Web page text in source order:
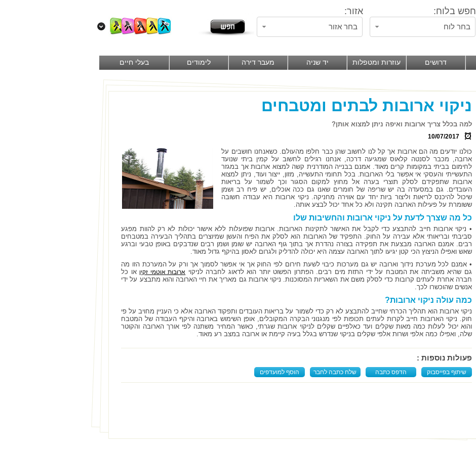
חפש בלוח: אזור:
בחר לוח בחר אזור
דרושים עוזרות ומטפלות יד שניה מעבר דירה לימודים בעלי חיים
ניקוי ארובות לבתים ומטבחים
למה בכלל צריך ארובות ואיפה ניתן למצוא אותן?
10/07/2017
כולנו יודעים מה הם ארובות אך קל לנו לחשוב שהן כבר חלפו מהעולם. כשאנחנו חושבים על
ארובה, מכבר לסנטה קלאוס שמגיעה דרכה, אנחנו רגילים לחשוב על קמין ביתי שנועד
לחימום בביתי במקומות קרים מאוד. אמנם בבנייה המודרנית קשה למצוא ארובות אך במגזר
התעשייתי והעסקי אי אפשר בלי הארובות. בכל תחומי התעשייה, מזון, ייצור ועוד, ניתן למצוא
ארובות שתפקידם לסלק תוצרי בערה אל מחוץ למקום הסגור וכך לשמור על בריאות
העובדים. גם במסעדה בה יש שריפה של חומרים שאנו גם ככה אוכלים, יש פיח רב ושמן
שיכול להיכנס לריאות וליצור ביות יחד עם אווירה מחניקה. ניקוי ארובות היא עבודה חשובה
ששומרת על פעילות הארובה תקינה ולא כל אחד יכול לבצע אותה.
כל מה שצרך לדעת על ניקוי ארובות והחשיבות שלו
• ניקוי ארובות חייב להתבצע כדי לקבל את האישור לתקינות הארובות. ארובות שפועלות ללא אישור יכולות לא רק להוות מפגע
סביבתי ובריאותי אלא עבירה על החוק. התפקיד של הארובות הוא לסלק את הפיח והעשן שמיוצרים בתהליך הבעירה במטבחים
רבים. אמנם הארובה מבצעת את תפקידה בצורה נהדרת אך בתוך גוף הארובה יש שומן ושמן רבים שנדבקים באופן טבעי וברגע
שאש ואפילו הניצוץ הכי קטן יגיעו לתוך הארובה עצמה היא יכולה להדליק ולגרום לאסון בהיקף גדול מאוד.
• אמנם לכל מערכת נידוך וארובה יש גם מערכות כיבוי לשעת חירום לפי החוק אך אי אפשר לסמוך אך ורק על המערכת הזו מה
גם שהיא משביתה את המטבח על ידי התזת מים רבים. הפתרון הפשוט יותר הוא לדאוג לחברה לניקוי ארובות אוטמי זקין או כל
חברה אחרת לעתים קרובות כדי לסלק משם את השאריות המסוכנות. ניקוי ארובות גם מאריך את חיי הארובה והוא מתבצע על ידי
אנשים שהוכשרו לכך.
כמה עולה ניקוי ארובות?
ניקוי ארובות הוא תהליך הכרחי שחייב להתבצע לא רק כדי לשמור על בריאות העובדים ותפקוד הארובה אלא כי העניין מחויב על פי
חוק. ניקוי הארובות חייב לקרות לעתים תכופות לפי מנגנוני הבקרה המקובלים, אופן השימוש בארובה והיקף העבודה של המטבח
והוא יכול לעלות כמה מאות שקלים ועד כאלפיים שקלים לניקוי ארובות שגרתי, כאשר המחיר משתנה לפי אורך הארובה והקוטר
שלה, ואפילו כמה אלפי ושרות אלפי שקלים בניקוי שנדרש בגלל בעיה קיימת או ארובה במצב רע מאוד.
פעולות נוספות :
שיתוף בפייסבוק הדפס כתבה שלח כתבה לחבר הוסף למועדפים